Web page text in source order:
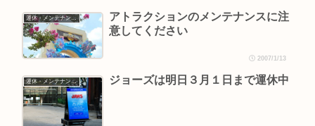
運休・メンテナンス情報
アトラクションのメンテナンスに注
意してください
2007/1/13
運休・メンテナンス情報 ジョーズは明日３月１日まで運休中